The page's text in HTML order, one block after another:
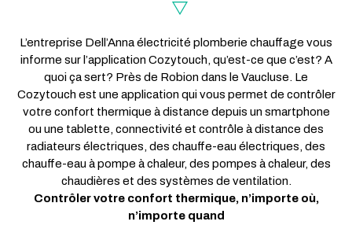
L’entreprise Dell’Anna électricité plomberie chauffage vous
informe sur l’application Cozytouch, qu’est-ce que c’est? A
quoi ça sert? Près de Robion dans le Vaucluse. Le
Cozytouch est une application qui vous permet de contrôler
votre confort thermique à distance depuis un smartphone
ou une tablette, connectivité et contrôle à distance des
radiateurs électriques, des chauffe-eau électriques, des
chauffe-eau à pompe à chaleur, des pompes à chaleur, des
chaudières et des systèmes de ventilation.
Contrôler votre confort thermique, n’importe où,
n’importe quand